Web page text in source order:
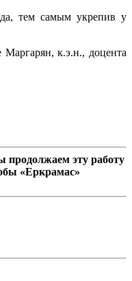
тем самым укрепив у
к.э.н., доцента
эту работу
«Еркрамас»